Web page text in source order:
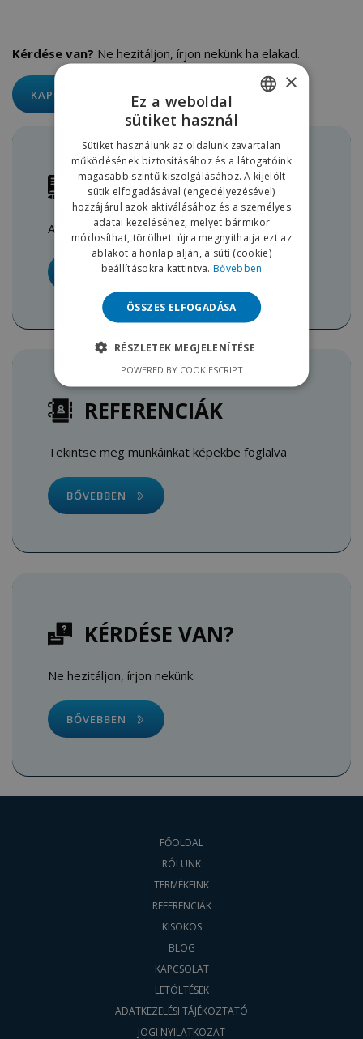
KISOKOS
Amit még biztos tudni akart.
BŐVEBBEN
REFERENCIÁK
Tekintse meg munkáinkat képekbe foglalva
BŐVEBBEN
KÉRDÉSE VAN?
Ne hezitáljon, írjon nekünk.
BŐVEBBEN
Kérdése van? Ne hezitáljon, írjon nekünk ha elakad.
KAPCSOLAT
FŐOLDAL
RÓLUNK
TERMÉKEINK
REFERENCIÁK
KISOKOS
BLOG
KAPCSOLAT
LETÖLTÉSEK
ADATKEZELÉSI TÁJÉKOZTATÓ
JOGI NYILATKOZAT
HUNGARIAN
ENGLISH
×
Ez a weboldal
sütiket használ
Sütiket használunk az oldalunk zavartalan
működésének biztosításához és a látogatóink
magasabb szintű kiszolgálásához. A kijelölt
sütik elfogadásával (engedélyezésével)
hozzájárul azok aktiválásához és a személyes
adatai kezeléséhez, melyet bármikor
módosíthat, törölhet: újra megnyithatja ezt az
ablakot a honlap alján, a süti (cookie)
beállításokra kattintva. Bővebben
ÖSSZES ELFOGADÁSA
RÉSZLETEK MEGJELENÍTÉSE
POWERED BY COOKIESCRIPT